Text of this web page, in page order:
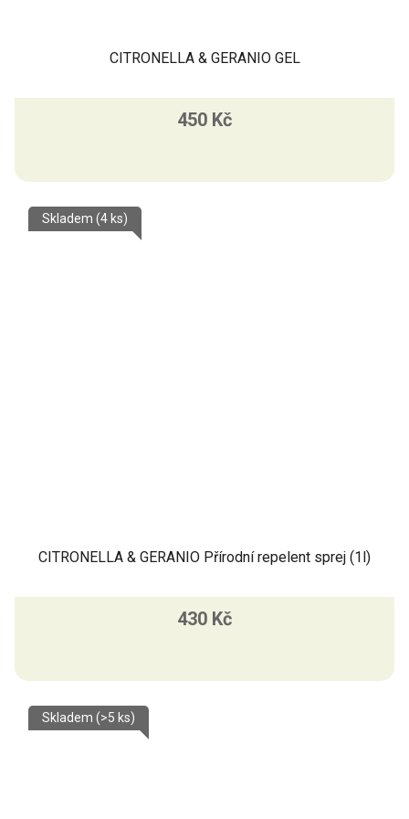
CITRONELLA & GERANIO GEL
450 Kč
CITRONELLA & GERANIO Přírodní repelent sprej (1l)
Skladem (4 ks)
430 Kč
Skladem (>5 ks)